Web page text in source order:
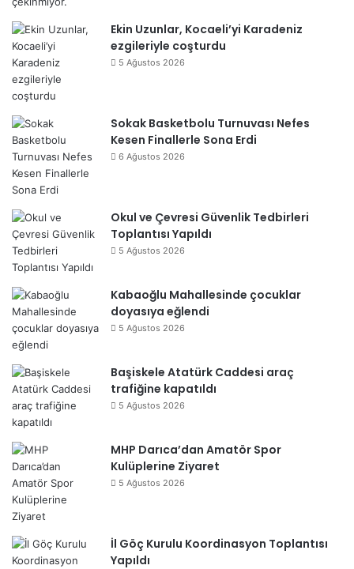
Ekin Uzunlar, Kocaeli’yi Karadeniz
ezgileriyle coşturdu
5 Ağustos 2026
Sokak Basketbolu Turnuvası Nefes
Kesen Finallerle Sona Erdi
6 Ağustos 2026
Okul ve Çevresi Güvenlik Tedbirleri
Toplantısı Yapıldı
5 Ağustos 2026
Kabaoğlu Mahallesinde çocuklar
doyasıya eğlendi
5 Ağustos 2026
Başiskele Atatürk Caddesi araç
trafiğine kapatıldı
5 Ağustos 2026
MHP Darıca’dan Amatör Spor
Kulüplerine Ziyaret
5 Ağustos 2026
İl Göç Kurulu Koordinasyon Toplantısı
Yapıldı